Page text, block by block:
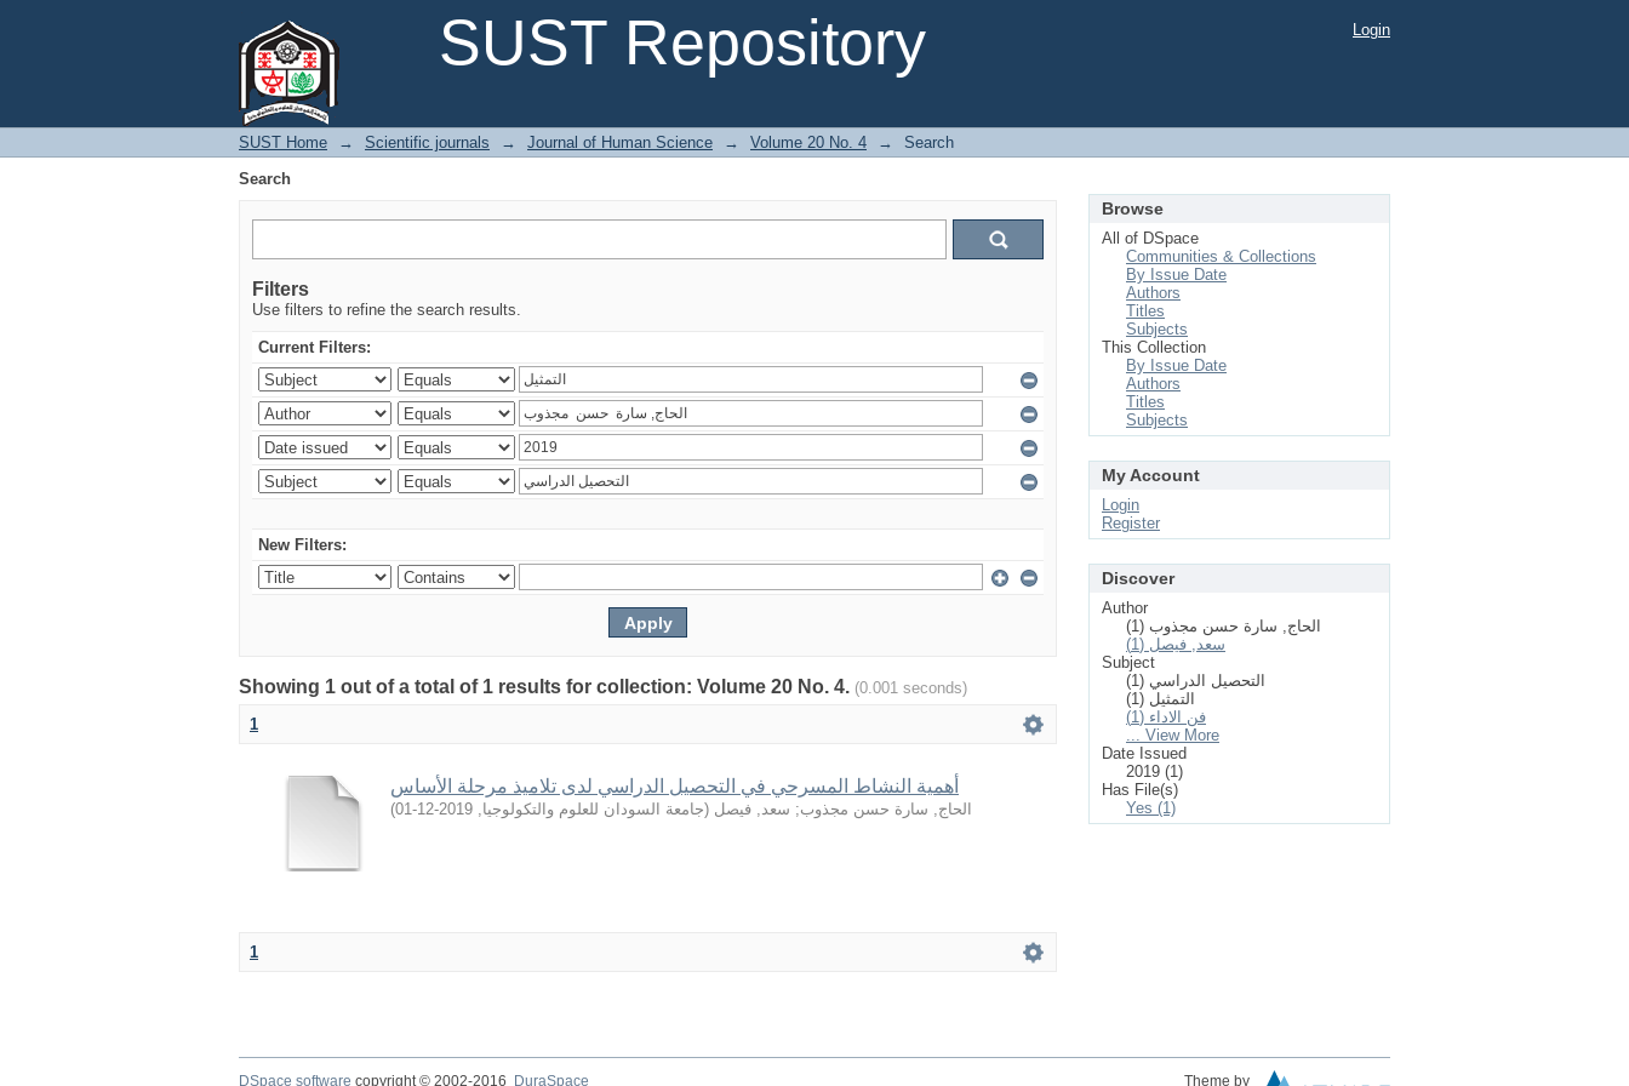
SUST Repository
Login
SUST Home → Scientific journals → Journal of Human Science → Volume 20 No. 4 →
Search
Search
Filters
Use filters to refine the search results.
Current Filters:
New Filters:
Showing 1 out of a total of 1 results for collection: Volume 20 No. 4. (0.001 seconds)
1
أهمية النشاط المسرحي في التحصيل الدراسي لدى تلاميذ مرحلة الأساس
الحاج, سارة حسن مجذوب; سعد, فيصل (جامعة السودان للعلوم والتكولوجيا,
2019-12-01
)
1
Browse
All of DSpace
Communities & Collections
By Issue Date
Authors
Titles
Subjects
This Collection
By Issue Date
Authors
Titles
Subjects
My Account
Login
Register
Discover
Author
الحاج, سارة حسن مجذوب (1)
سعد, فيصل (1)
Subject
التحصيل الدراسي (1)
التمثيل (1)
فن الاداء (1)
... View More
Date Issued
2019 (1)
Has File(s)
Yes (1)
DSpace software copyright © 2002-2016 DuraSpace Theme by